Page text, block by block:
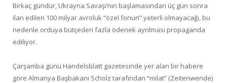
Birkaç gündür, Ukrayna Savaşı’nın başlamasından üç gün sonra
ilan edilen 100 milyar avroluk “özel fonun” yeterli olmayacağı, bu
nedenle orduya bütçeden fazla ödenek ayrılması propaganda
ediliyor.
Çarşamba günü Handelsblatt gazetesinde yer alan bir habere
göre Almanya Başbakanı Scholz tarafından “milat” (Zeitenwende)